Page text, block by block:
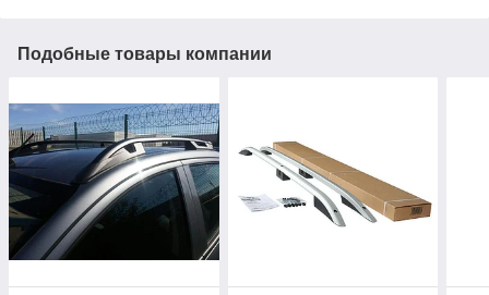
Подобные товары компании